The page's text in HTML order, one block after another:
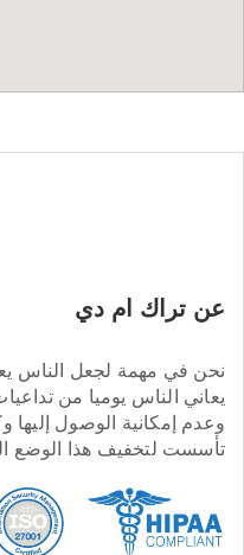
عن تراك ام دي
نحن في مهمة لجعل الناس
يعاني الناس يوميا من
وعدم إمكانية الوصول
تأسست لتخفيف هذا الوضع